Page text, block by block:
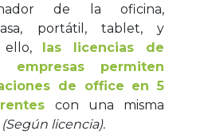
de la oficina,
portátil, tablet, y
ello, las licencias de
permiten
de office en 5
con una misma
(Según licencia).